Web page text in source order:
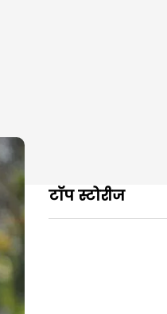
टॉप स्टोरीज